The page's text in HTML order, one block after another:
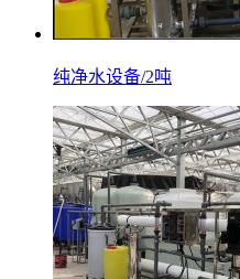
纯净水设备/2吨